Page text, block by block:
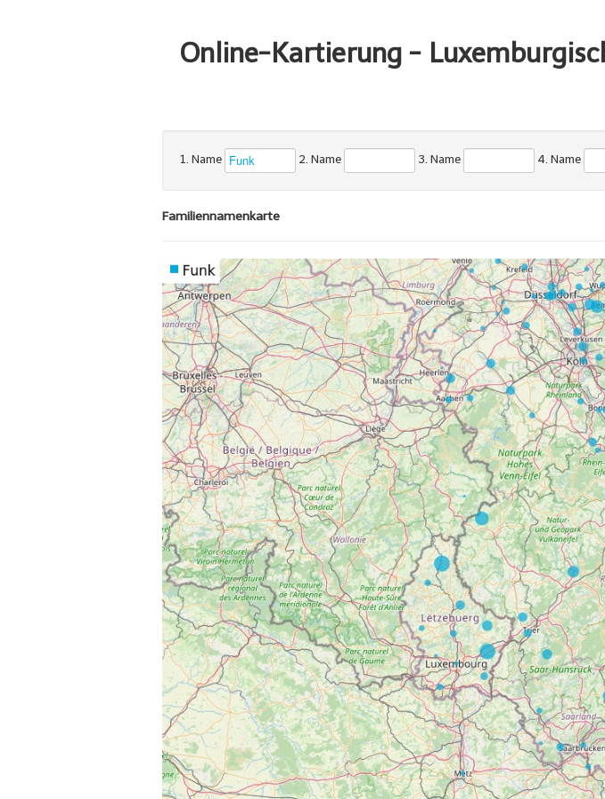
Online-Kartierung -
1. Name 2. Name 3. Name 4. Name
Familiennamenkarte